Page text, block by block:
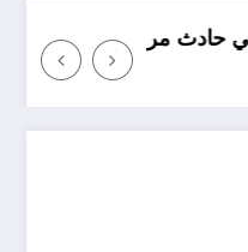
مؤامرة فينيسيوس